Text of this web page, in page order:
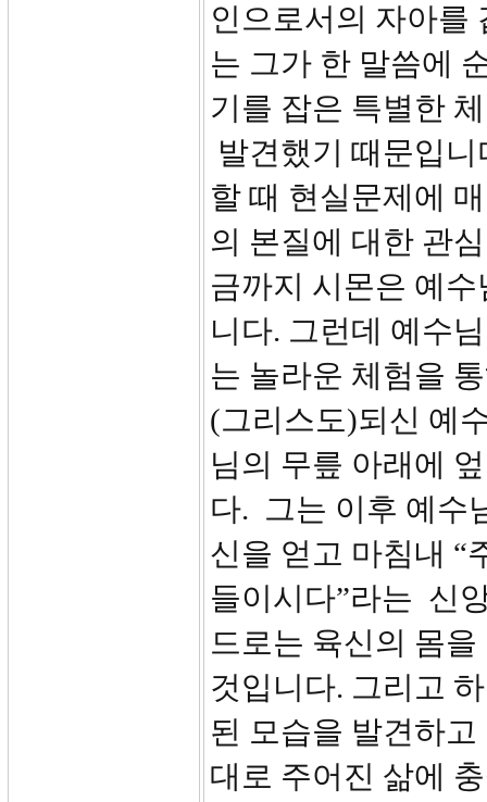
인으로서의 자아를
는 그가 한 말씀에
기를 잡은 특별한
발견했기 때문입
할 때 현실문제에
의 본질에 대한 관
금까지 시몬은 예
니다. 그런데 예수
는 놀라운 체험을
(그리스도)되신 예
님의 무릎 아래에
다. 그는 이후 예수
신을 얻고 마침내 “
들이시다”라는 신
드로는 육신의 몸
것입니다. 그리고
된 모습을 발견하
대로 주어진 삶에